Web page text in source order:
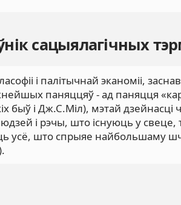
сацыялагічных
і палітычнай эканоміі,
паняццяў - ад паняцця
быў і Дж.С.Міл), мэтай
і рэчы, што існуюць у свеце,
усё, што спрыяе найбольшаму